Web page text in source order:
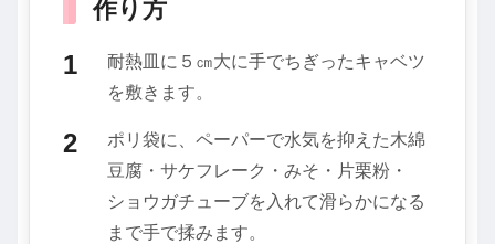
作り方
耐熱皿に５㎝大に手でちぎったキャベツ
を敷きます。
ポリ袋に、ペーパーで水気を抑えた木綿
豆腐・サケフレーク・みそ・片栗粉・
ショウガチューブを入れて滑らかになる
まで手で揉みます。